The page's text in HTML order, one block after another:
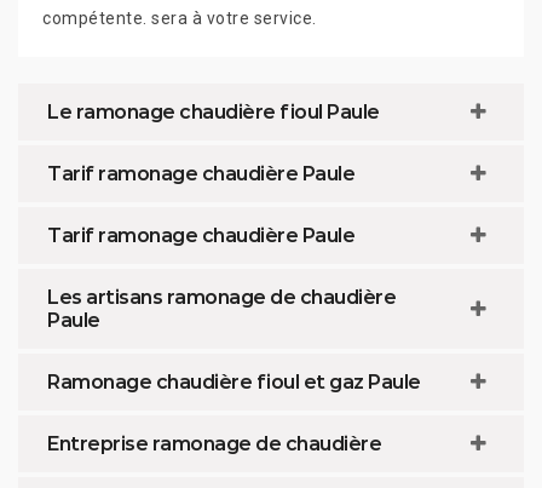
compétente. sera à votre service.
Le ramonage chaudière fioul Paule
Tarif ramonage chaudière Paule
Tarif ramonage chaudière Paule
Les artisans ramonage de chaudière
Paule
Ramonage chaudière fioul et gaz Paule
Entreprise ramonage de chaudière